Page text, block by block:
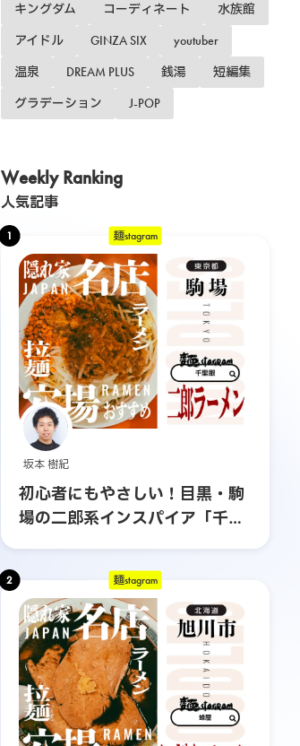
キングダム コーディネート 水族館
アイドル GINZA SIX youtuber
温泉 DREAM PLUS 銭湯 短編集
グラデーション J-POP
Weekly Ranking
人気記事
1
坂本 樹紀
麺stagram
初心者にもやさしい！目黒・駒
場の二郎系インスパイア「千里
2 麺stagram